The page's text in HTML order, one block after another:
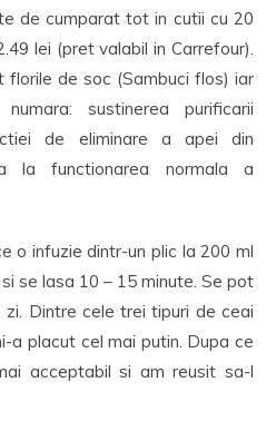
de cumparat tot in cutii cu 20
lei (pret valabil in Carrefour).
florile de soc (Sambuci flos) iar
sustinerea purificarii
de eliminare a apei din
la functionarea normala a
o infuzie dintr-un plic la 200 ml
se lasa 10 – 15 minute. Se pot
Dintre cele trei tipuri de ceai
a placut cel mai putin. Dupa ce
acceptabil si am reusit sa-l